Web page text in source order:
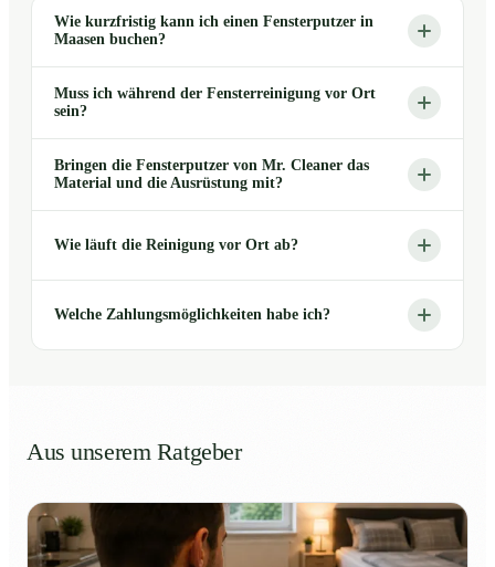
Wie kurzfristig kann ich einen Fensterputzer in
Maasen buchen?
Muss ich während der Fensterreinigung vor Ort
sein?
Bringen die Fensterputzer von Mr. Cleaner das
Material und die Ausrüstung mit?
Wie läuft die Reinigung vor Ort ab?
Welche Zahlungsmöglichkeiten habe ich?
Aus unserem Ratgeber